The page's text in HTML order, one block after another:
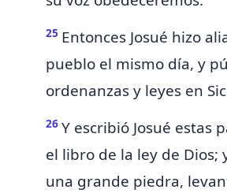
25 Entonces Josué hizo
pueblo el mismo día, y
ordenanzas y leyes en
26 Y escribió Josué estas
el libro de la ley de Dios;
una grande piedra,